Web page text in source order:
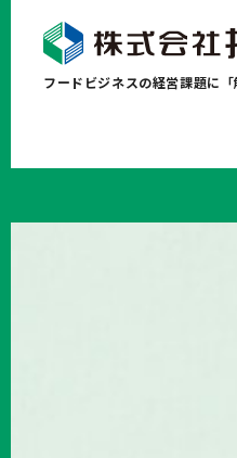
フードビジネスの経営課題に